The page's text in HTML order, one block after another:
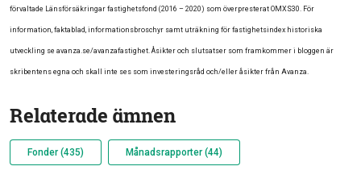
förvaltade Länsförsäkringar fastighetsfond (2016 – 2020) som överpresterat OMXS30. För
information, faktablad, informationsbroschyr samt uträkning för fastighetsindex historiska
utveckling se avanza.se/avanzafastighet. Åsikter och slutsatser som framkommer i bloggen är
skribentens egna och skall inte ses som investeringsråd och/eller åsikter från Avanza.
Relaterade ämnen
Fonder (435) Månadsrapporter (44)